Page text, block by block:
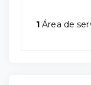
1 Área de